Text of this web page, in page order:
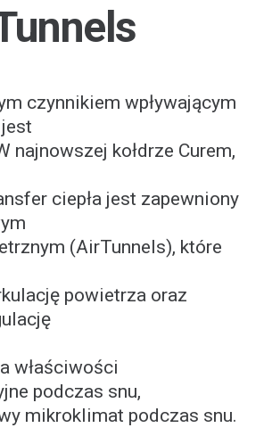
czynnikiem wpływającym
najnowszej kołdrze Curem,
ciepła jest zapewniony
(AirTunnels), które
powietrza oraz
właściwości
podczas snu,
mikroklimat podczas snu.